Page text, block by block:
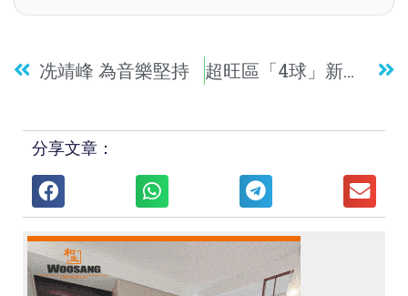
冼靖峰 為音樂堅持 超旺區「4球」新樓再現！喜‧揚 成上車客新寵
分享文章：